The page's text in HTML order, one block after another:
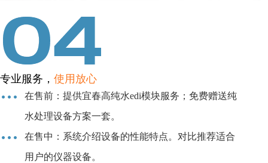
专业服务， 使用放心
在售前：提供宜春高纯水edi模块服务；免费赠送纯
水处理设备方案一套。
在售中：系统介绍设备的性能特点。对比推荐适合
用户的仪器设备。